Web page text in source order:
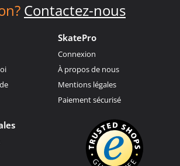
Contactez-nous
SkatePro
Connexion
À propos de nous
Mentions légales
Paiement sécurisé